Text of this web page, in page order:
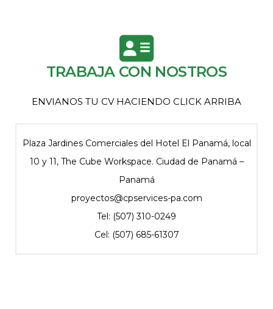
TRABAJA CON NOSTROS
ENVIANOS TU CV HACIENDO CLICK ARRIBA
Plaza Jardines Comerciales del Hotel El Panamá, local
10 y 11, The Cube Workspace. Ciudad de Panamá –
Panamá
proyectos@cpservices-pa.com
Tel: (507) 310-0249
Cel: (507) 685-61307